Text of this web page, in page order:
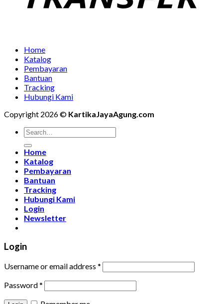
Home
Katalog
Pembayaran
Bantuan
Tracking
Hubungi Kami
Copyright 2026 © KartikaJayaAgung.com
Home
Katalog
Pembayaran
Bantuan
Tracking
Hubungi Kami
Login
Newsletter
Login
Username or email address *
Password*